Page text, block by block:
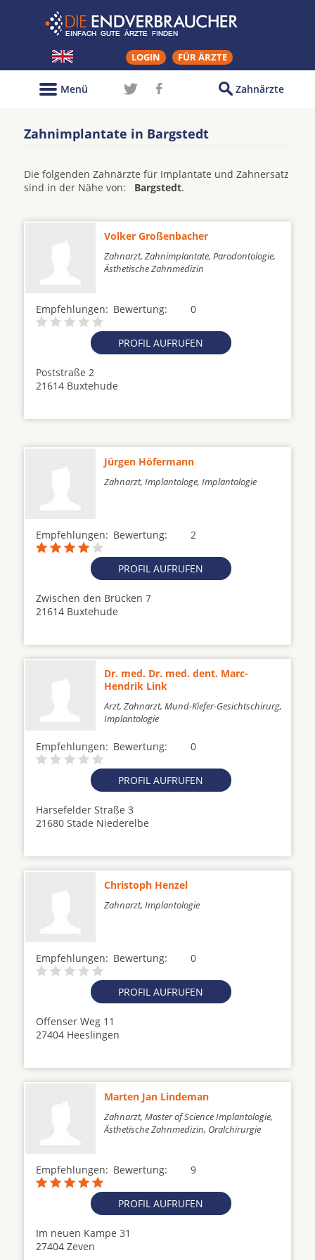
LOGIN FÜR ÄRZTE
Zahnärzte
Menü
Zahnimplantate in Bargstedt
Die folgenden Zahnärzte für Implantate und Zahnersatz
sind in der Nähe von: Bargstedt.
Volker Großenbacher
Zahnarzt, Zahnimplantate, Parodontologie,
Ästhetische Zahnmedizin
Empfehlungen: 0
Bewertung:
PROFIL AUFRUFEN
Poststraße 2
21614 Buxtehude
Jürgen Höfermann
Zahnarzt, Implantologe, Implantologie
Empfehlungen: 2
Bewertung:
PROFIL AUFRUFEN
Zwischen den Brücken 7
21614 Buxtehude
Dr. med. Dr. med. dent. Marc-
Hendrik Link
Arzt, Zahnarzt, Mund-Kiefer-Gesichtschirurg,
Implantologie
Empfehlungen: 0
Bewertung:
PROFIL AUFRUFEN
Harsefelder Straße 3
21680 Stade Niederelbe
Christoph Henzel
Zahnarzt, Implantologie
Empfehlungen: 0
Bewertung:
PROFIL AUFRUFEN
Offenser Weg 11
27404 Heeslingen
Marten Jan Lindeman
Zahnarzt, Master of Science Implantologie,
Ästhetische Zahnmedizin, Oralchirurgie
Empfehlungen: 9
Bewertung:
PROFIL AUFRUFEN
Im neuen Kampe 31
27404 Zeven